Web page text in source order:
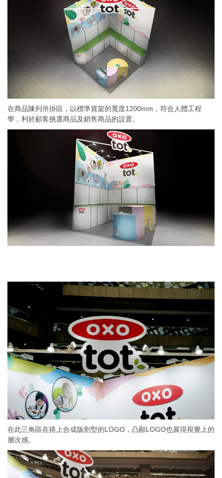
在商品陳列吊掛區，以標準貨架的寬度1200mm，符合人體工程
學，利於顧客挑選商品及銷售商品的設置。
在此三角區在搭上合成版割型的LOGO，凸顯LOGO也展現視覺上的
層次感。